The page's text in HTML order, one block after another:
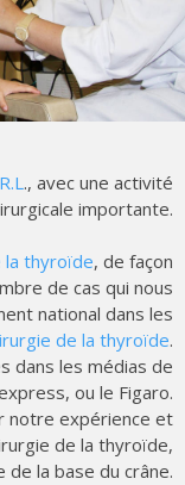
., avec une activité
importante.
la thyroïde, de façon
de cas qui nous
national dans les
de la thyroïde.
dans les médias de
ou le Figaro.
notre expérience et
de la thyroïde,
la base du crâne.